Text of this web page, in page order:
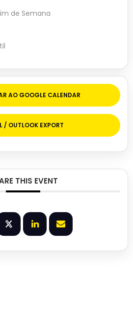
de Semana
AO GOOGLE CALENDAR
/ OUTLOOK EXPORT
THIS EVENT